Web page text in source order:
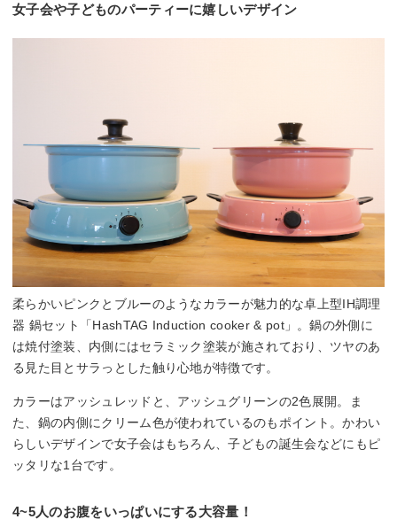
女子会や子どものパーティーに嬉しいデザイン
柔らかいピンクとブルーのようなカラーが魅力的な卓上型IH調理
器 鍋セット「HashTAG Induction cooker & pot」。鍋の外側に
は焼付塗装、内側にはセラミック塗装が施されており、ツヤのあ
る見た目とサラっとした触り心地が特徴です。
カラーはアッシュレッドと、アッシュグリーンの2色展開。ま
た、鍋の内側にクリーム色が使われているのもポイント。かわい
らしいデザインで女子会はもちろん、子どもの誕生会などにもピ
ッタリな1台です。
4~5人のお腹をいっぱいにする大容量！